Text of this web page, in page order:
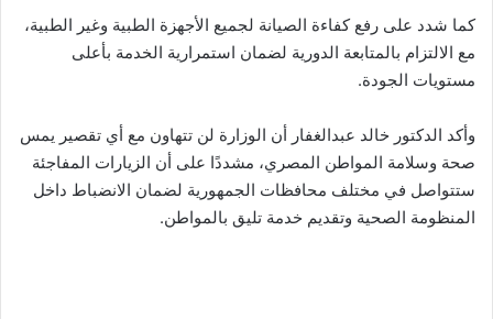
كما شدد على رفع كفاءة الصيانة لجميع الأجهزة الطبية وغير الطبية،
مع الالتزام بالمتابعة الدورية لضمان استمرارية الخدمة بأعلى
مستويات الجودة.
وأكد الدكتور خالد عبدالغفار أن الوزارة لن تتهاون مع أي تقصير يمس
صحة وسلامة المواطن المصري، مشددًا على أن الزيارات المفاجئة
ستتواصل في مختلف محافظات الجمهورية لضمان الانضباط داخل
المنظومة الصحية وتقديم خدمة تليق بالمواطن.